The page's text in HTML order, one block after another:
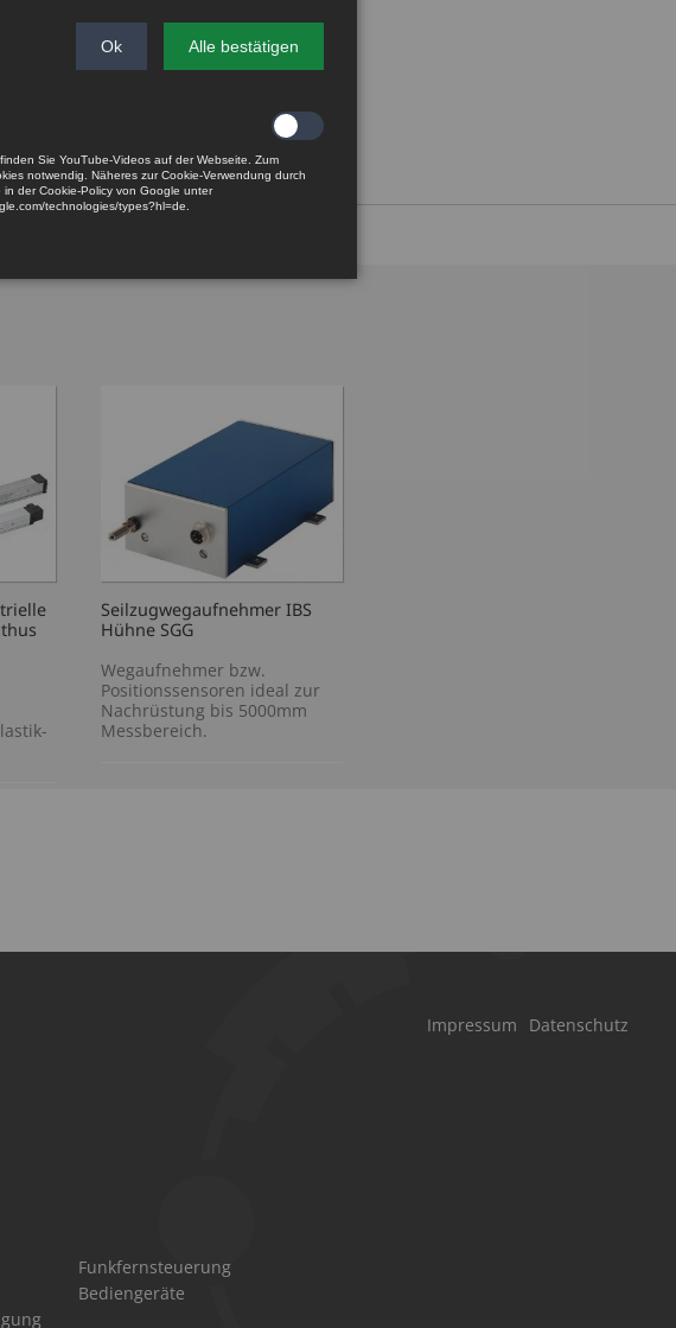
Seilzugwegaufnehmer IBS
Hühne SGG
Wegaufnehmer bzw.
Positionssensoren ideal zur
Nachrüstung bis 5000mm
Messbereich.
Navigation
überspringen
Impressum Datenschutz
Navigation
überspringen
Funkfernsteuerung
Bediengeräte
Ok Alle bestätigen
Sie YouTube-Videos auf der Webseite. Zum
notwendig. Näheres zur Cookie-Verwendung durch
der Cookie-Policy von Google unter
technologies/types?hl=de.